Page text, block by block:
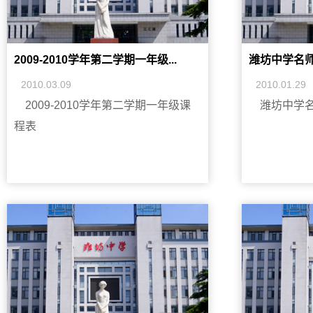
2009-2010学年第二学期一年级...
2010.03.09
2009-2010学年第二学期一年级课
程表
潍坊中学名
2010.01.29
潍坊中学